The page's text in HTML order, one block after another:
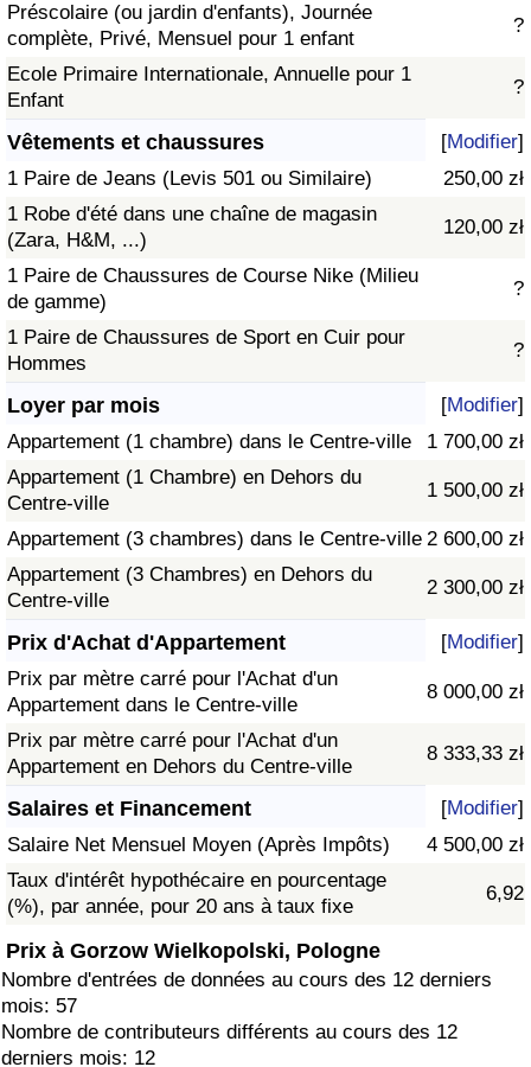
Préscolaire (ou jardin d'enfants), Journée
complète, Privé, Mensuel pour 1 enfant
?
Ecole Primaire Internationale, Annuelle pour 1
Enfant
?
Vêtements et chaussures [Modifier]
1 Paire de Jeans (Levis 501 ou Similaire)
250,00 zł
1 Robe d'été dans une chaîne de magasin
(Zara, H&M, ...)
120,00 zł
1 Paire de Chaussures de Course Nike (Milieu
de gamme)
?
1 Paire de Chaussures de Sport en Cuir pour
Hommes
?
Loyer par mois [Modifier]
Appartement (1 chambre) dans le Centre-ville
1 700,00 zł
Appartement (1 Chambre) en Dehors du
Centre-ville
1 500,00 zł
Appartement (3 chambres) dans le Centre-ville 2 600,00 zł
Appartement (3 Chambres) en Dehors du
Centre-ville
2 300,00 zł
Prix d'Achat d'Appartement [Modifier]
Prix par mètre carré pour l'Achat d'un
Appartement dans le Centre-ville
8 000,00 zł
Prix par mètre carré pour l'Achat d'un
Appartement en Dehors du Centre-ville
8 333,33 zł
Salaires et Financement [Modifier]
Salaire Net Mensuel Moyen (Après Impôts)
4 500,00 zł
Taux d'intérêt hypothécaire en pourcentage
(%), par année, pour 20 ans à taux fixe
6,92
Prix à Gorzow Wielkopolski, Pologne
Nombre d'entrées de données au cours des 12 derniers
mois: 57
Nombre de contributeurs différents au cours des 12
derniers mois: 12